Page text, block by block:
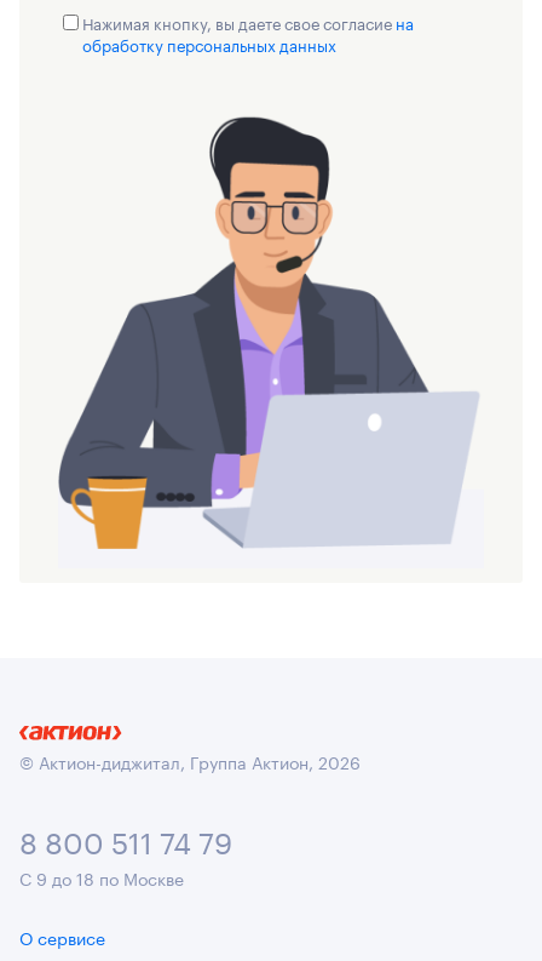
Нажимая кнопку, вы даете свое согласие на
обработку персональных данных
© Актион-диджитал, Группа Актион, 2026
8 800 511 74 79
С 9 до 18 по Москве
О сервисе